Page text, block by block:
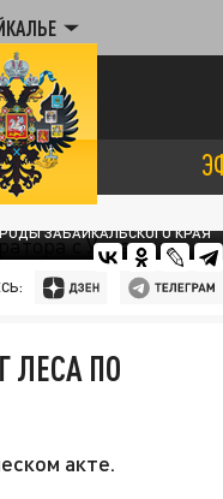
ЗАБАЙКАЛЬСКОГО КРАЯ
ЛЕСА ПО
акте.